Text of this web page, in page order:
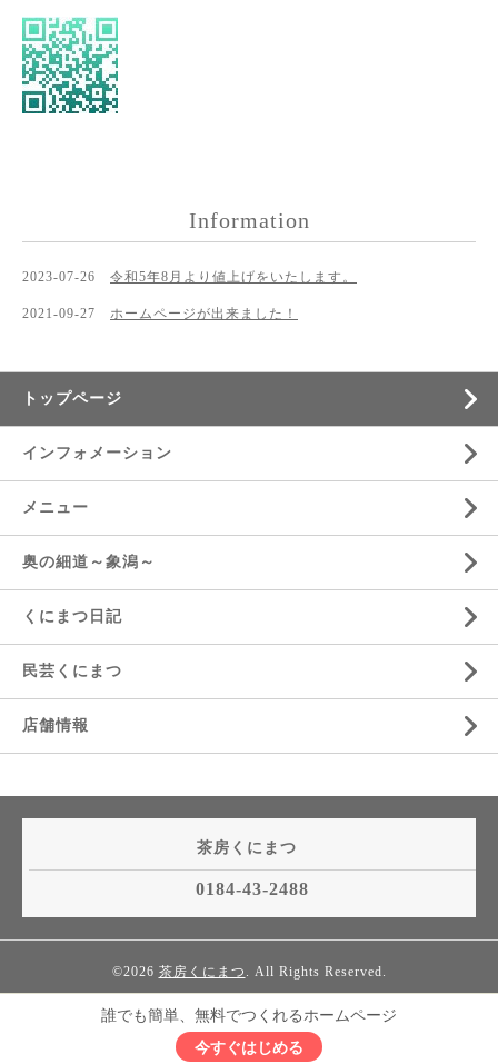
Information
2023-07-26 令和5年8月より値上げをいたします。
2021-09-27 ホームページが出来ました！
トップページ
インフォメーション
メニュー
奥の細道～象潟～
くにまつ日記
民芸くにまつ
店舗情報
茶房くにまつ
0184-43-2488
©2026 茶房くにまつ . All Rights Reserved.
誰でも簡単、無料でつくれるホームページ
今すぐはじめる